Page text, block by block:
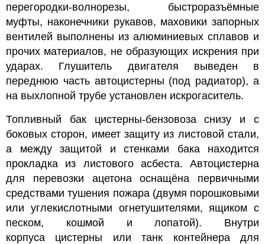
перегородки-волнорезы, быстроразъёмные
муфты, наконечники рукавов, маховики запорных
вентилей выполнены из алюминиевых сплавов и
прочих материалов, не образующих искрения при
ударах. Глушитель двигателя выведен в
переднюю часть автоцистерны (под радиатор), а
на выхлопной трубе установлен искрогаситель.
Топливный бак цистерны-бензовоза снизу и с
боковых сторон, имеет защиту из листовой стали,
а между защитой и стенками бака находится
прокладка из листового асбеста. Автоцистерна
для перевозки ацетона оснащёна первичными
средствами тушения пожара (двумя порошковыми
или углекислотными огнетушителями, ящиком с
песком, кошмой и лопатой). Внутри
корпуса цистерны или танк контейнера для